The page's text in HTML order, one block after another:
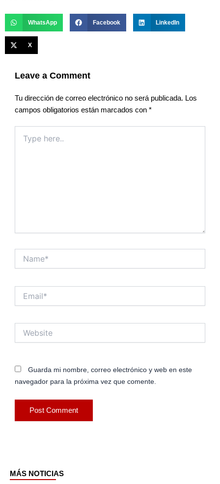
WhatsApp Facebook LinkedIn
X
Leave a Comment
Tu dirección de correo electrónico no será publicada. Los
campos obligatorios están marcados con *
here..
Guarda mi nombre, correo electrónico y web en este
navegador para la próxima vez que comente.
MÁS NOTICIAS